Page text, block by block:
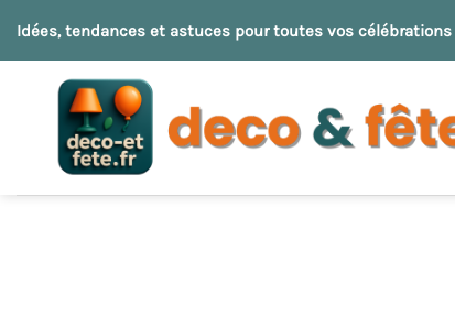
au
Idées, tendances et astuces pour toutes vos célébrations